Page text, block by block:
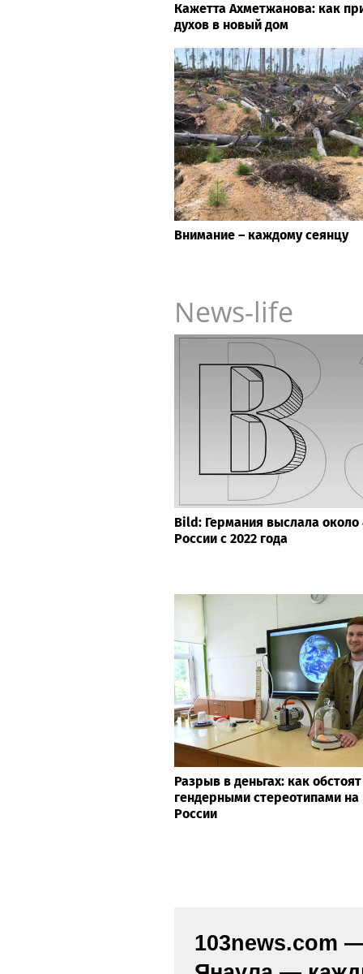
Кажетта Ахметжанова: как
духов в новый дом
Внимание – каждому сеянцу
News-life
Bild: Германия выслала
России с 2022 года
Разрыв в деньгах: как
гендерными стереотипами
России
103news.com